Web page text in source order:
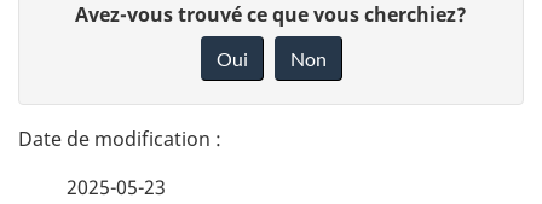
t
a
n
Avez-vous trouvé ce que vous cherchiez?
Oui Non
2025-05-23